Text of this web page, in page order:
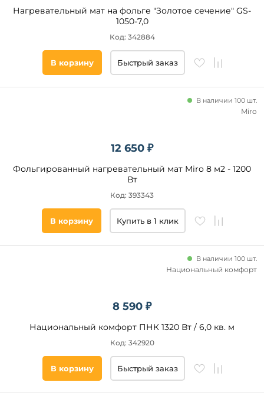
Нагревательный мат на фольге "Золотое сечение" GS-
1050-7,0
Код: 342884
В корзину Быстрый заказ
12 650 ₽
Фольгированный нагревательный мат Miro 8 м2 - 1200
Вт
В наличии 100 шт.
Код: 393343
Miro
В корзину Купить в 1 клик
8 590 ₽
Национальный комфорт ПНК 1320 Вт / 6,0 кв. м
В наличии 100 шт.
Код: 342920
Национальный комфорт
В корзину Быстрый заказ